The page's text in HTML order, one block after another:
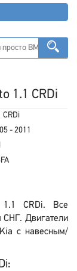
1.1 CRDi
CRDi
- 2011
CRDi. Все
СНГ. Двигатели
Kia с навесным/